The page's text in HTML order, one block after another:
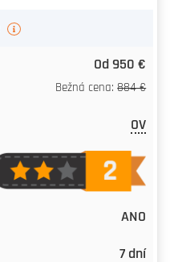
Od 950 €
Bežná cena:884 €
OV
ANO
7 dní